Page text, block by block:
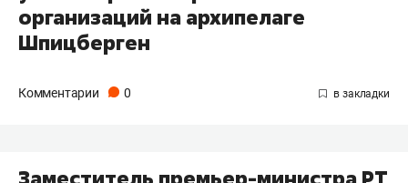
организаций на архипелаге
Шпицберген
Комментарии 0